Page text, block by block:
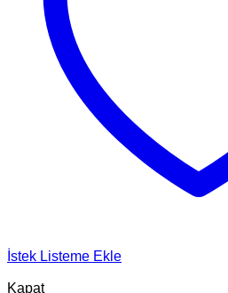
İstek Listeme Ekle
Kapat